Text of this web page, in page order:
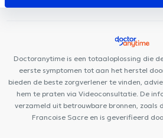
NaturHouse Liège
Psy Pluriel Liège
D7 Institut Place Théodore Gobert
Centre Médica +
Doctoranytime is een totaaloplossing die
eerste symptomen tot aan het herstel
bieden de beste zorgverlener te vinden,
hem te praten via Videoconsultatie. De
verzameld uit betrouwbare bronnen, zoals
Francoise Sacre en is geverifieerd